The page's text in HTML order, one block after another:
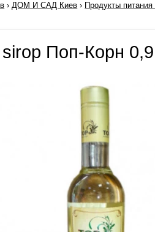
›ДОМ И САД Киев › Продукты
Поп-Корн